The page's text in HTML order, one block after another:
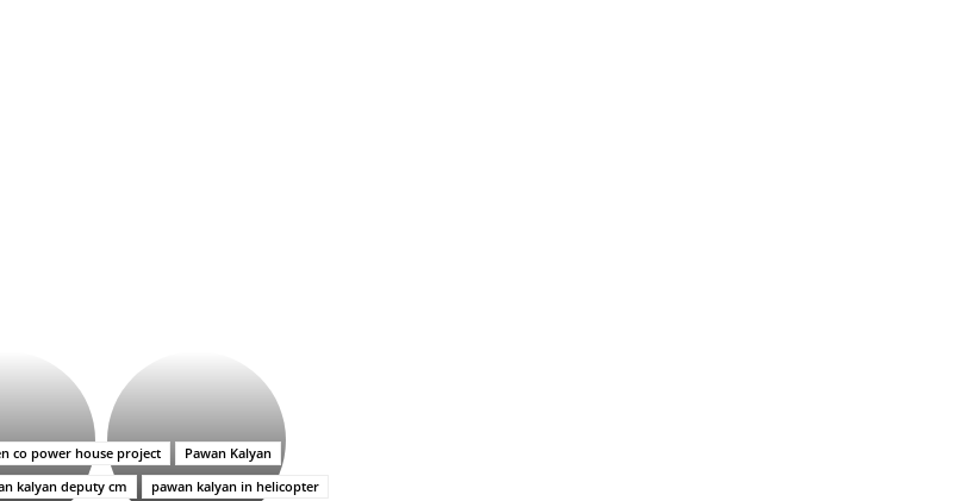
సినిమాతో
పాన్
ఇండియా
స్టార్
హీరోయిన్‏గా
co power house project
Pawan Kalyan
kalyan deputy cm
pawan kalyan in helicopter